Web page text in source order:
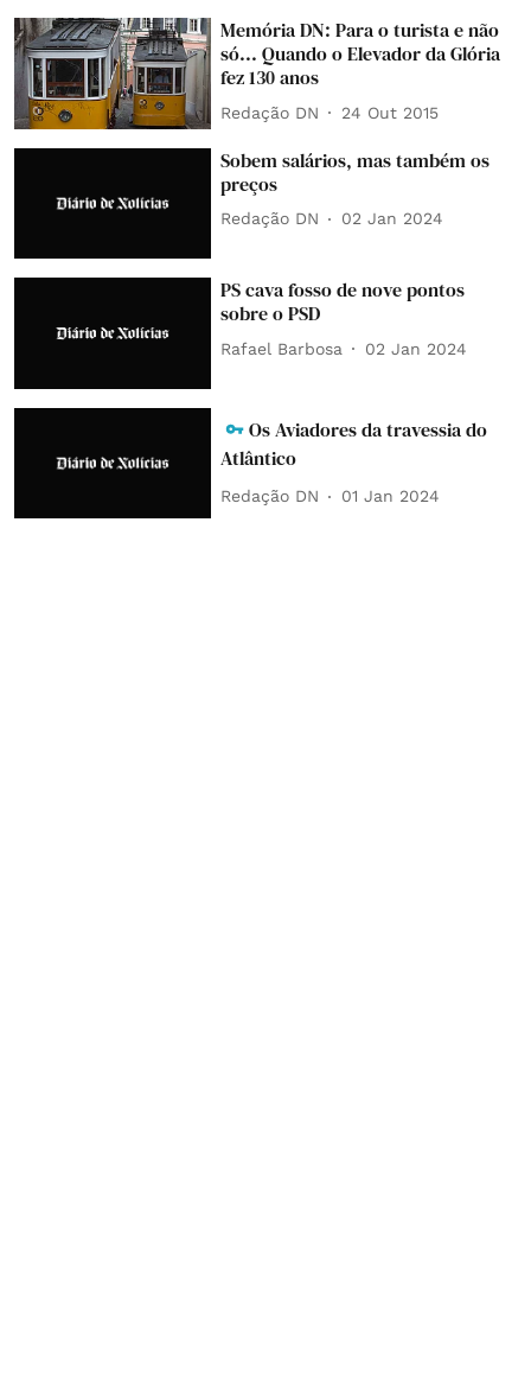
Memória DN: Para o turista e não
só... Quando o Elevador da Glória
fez 130 anos
Redação DN 24 Out 2015
Sobem salários, mas também os
preços
Redação DN 02 Jan 2024
PS cava fosso de nove pontos
sobre o PSD
Rafael Barbosa 02 Jan 2024
Os Aviadores da travessia do
Atlântico
Redação DN 01 Jan 2024